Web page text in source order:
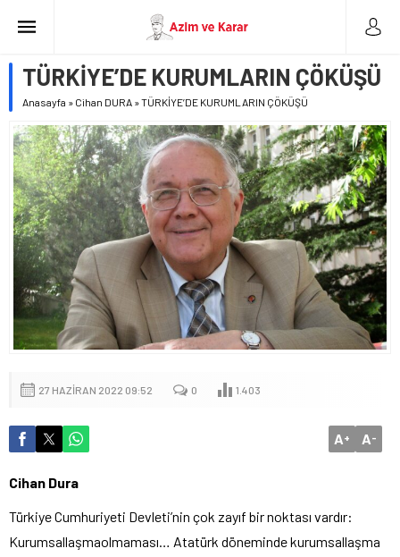
TÜRKİYE’DE KURUMLARIN ÇÖKÜŞÜ
Anasayfa » Cihan DURA »TÜRKİYE’DE KURUMLARIN ÇÖKÜŞÜ
27 HAZIRAN 2022 09:52 0 1.403
A+ A-
Cihan Dura
Türkiye Cumhuriyeti Devleti’nin çok zayıf bir noktası vardır:
Kurumsallaşmaolmaması… Atatürk döneminde kurumsallaşma